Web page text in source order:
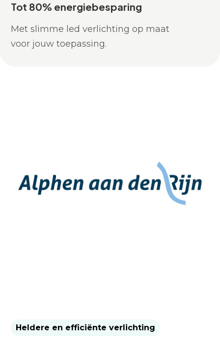
Tot 80% energiebesparing
Met slimme led verlichting op maat
voor jouw toepassing.
Heldere en efficiënte verlichting